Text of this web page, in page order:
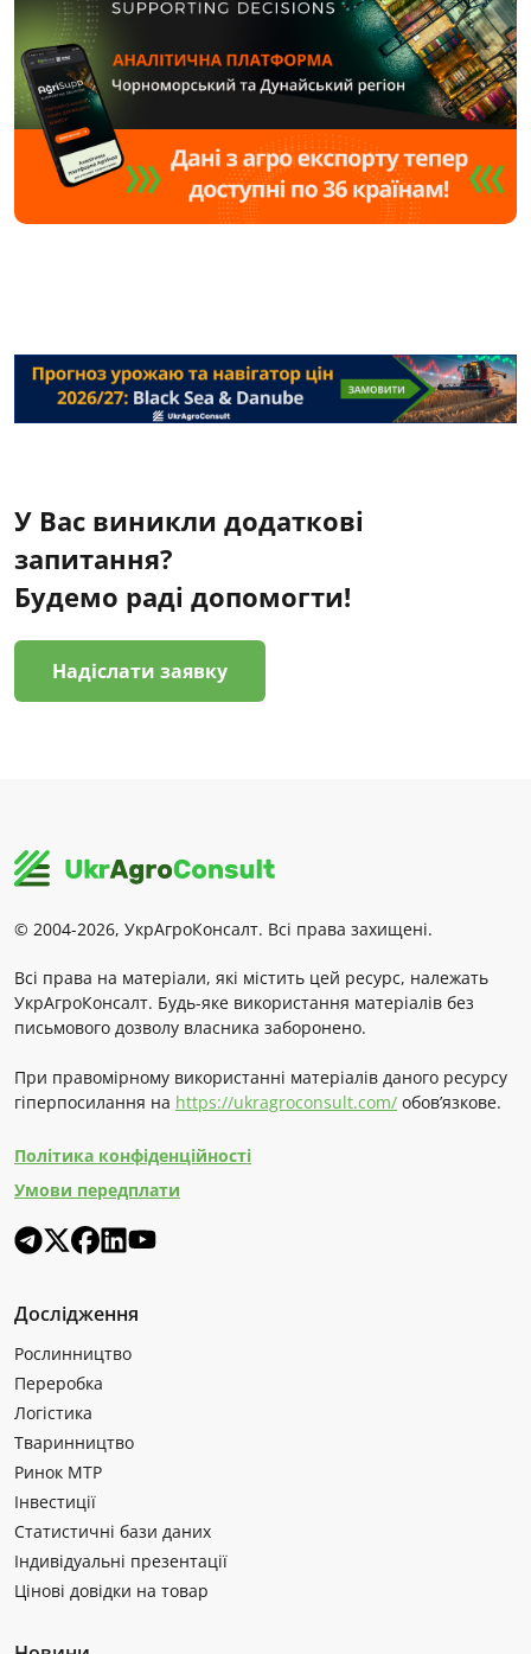
У Вас виникли додаткові
запитання?
Будемо раді допомогти!
Надіслати заявку
© 2004-2026, УкрАгроКонсалт. Всі права захищені.
Всі права на матеріали, які містить цей ресурс, належать
УкрАгроКонсалт. Будь-яке використання матеріалів без
письмового дозволу власника заборонено.
При правомірному використанні матеріалів даного ресурсу
гіперпосилання на https://ukragroconsult.com/ обов’язкове.
Політика конфіденційності
Умови передплати
Дослідження
Рослинництво
Переробка
Логістика
Тваринництво
Ринок МТР
Інвестиції
Статистичні бази даних
Індивідуальні презентації
Цінові довідки на товар